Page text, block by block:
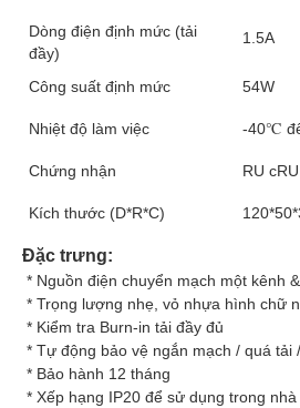
Dòng điện định mức (tải
đầy)
1.5A
Công suất định mức 54W
Nhiệt độ làm việc -40℃
Chứng nhận RU
Kích thước (D*R*C)
Đặc trưng:
* Nguồn điện chuyển mạch một kênh
* Trọng lượng nhẹ, vỏ nhựa hình chữ
* Kiểm tra Burn-in tải đầy đủ
* Tự động bảo vệ ngắn mạch / quá tải
* Bảo hành 12 tháng
* Xếp hạng IP20 để sử dụng trong nhà